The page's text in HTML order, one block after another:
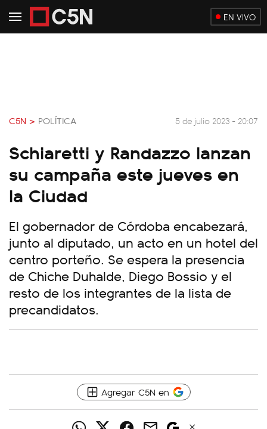
EN VIVO
C5N > POLÍTICA 5 de julio 2023 - 20:07
Schiaretti y Randazzo lanzan
su campaña este jueves en
la Ciudad
El gobernador de Córdoba encabezará,
junto al diputado, un acto en un hotel del
centro porteño. Se espera la presencia
de Chiche Duhalde, Diego Bossio y el
resto de los integrantes de la lista de
precandidatos.
Agregar C5N en